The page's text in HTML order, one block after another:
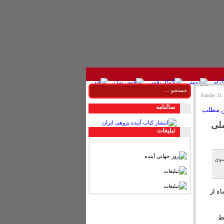
از
سالنامه
تبليغات